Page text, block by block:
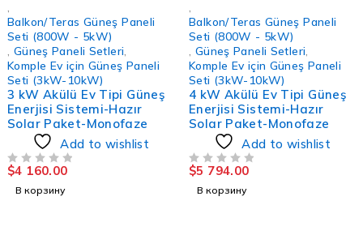
Balkon/Teras Güneş Paneli
Seti (800W - 5kW)
Güneş Paneli Setleri
Komple Ev için Güneş Paneli
Seti (3kW-10kW)
3 kW Akülü Ev Tipi Güneş
Enerjisi Sistemi-Hazır
Solar Paket-Monofaze
Add to wishlist
$4 160.00
В корзину
Balkon/Teras Güneş Paneli
Seti (800W - 5kW)
Güneş Paneli Setleri
Komple Ev için Güneş Paneli
Seti (3kW-10kW)
4 kW Akülü Ev Tipi Güneş
Enerjisi Sistemi-Hazır
Solar Paket-Monofaze
Add to wishlist
$5 794.00
В корзину